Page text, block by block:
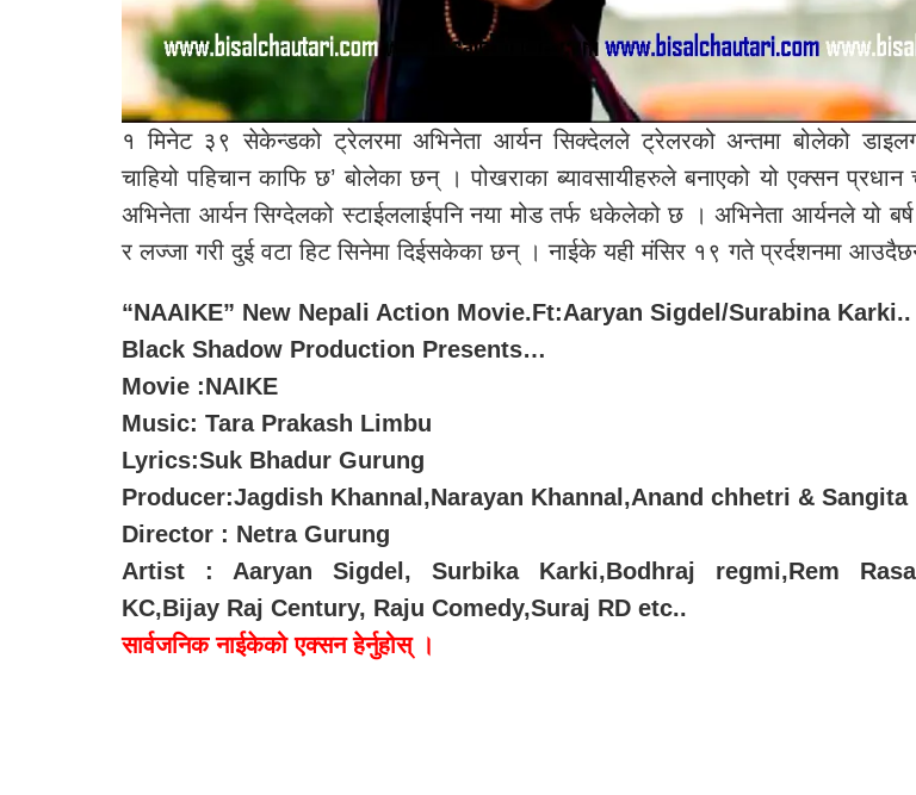
१ मिनेट ३९ सेकेन्डको ट्रेलरमा अभिनेता आर्यन सिक्देलले ट्रेलरको अन्तमा बोलेको
चाहियो पहिचान काफि छ’ बोलेका छन् । पोखराका ब्यावसायीहरुले बनाएको यो एक्सन प्रधान
अभिनेता आर्यन सिग्देलको स्टाईललाईपनि नया मोड तर्फ धकेलेको छ । अभिनेता आर्यनले यो
र लज्जा गरी दुई वटा हिट सिनेमा दिईसकेका छन् । नाईके यही मंसिर १९ गते प्रर्दशनमा
“NAAIKE” New Nepali Action Movie.Ft:Aaryan Sigdel/Surabina Karki..
Black Shadow Production Presents…
Movie :NAIKE
Music: Tara Prakash Limbu
Lyrics:Suk Bhadur Gurung
Producer:Jagdish Khannal,Narayan Khannal,Anand chhetri & Sangita
Director : Netra Gurung
Artist : Aaryan Sigdel, Surbika Karki,Bodhraj regmi,Rem
KC,Bijay Raj Century, Raju Comedy,Suraj RD etc..
सार्वजनिक नाईकेको एक्सन हेर्नुहोस् ।